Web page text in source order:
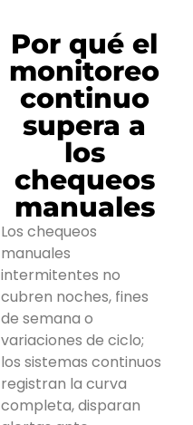
Por qué el
monitoreo
continuo
supera a
los
chequeos
manuales
Los chequeos
manuales
intermitentes no
cubren noches, fines
de semana o
variaciones de ciclo;
los sistemas continuos
registran la curva
completa, disparan